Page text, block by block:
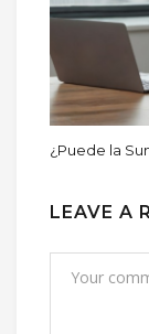
¿Puede la
LEAVE A